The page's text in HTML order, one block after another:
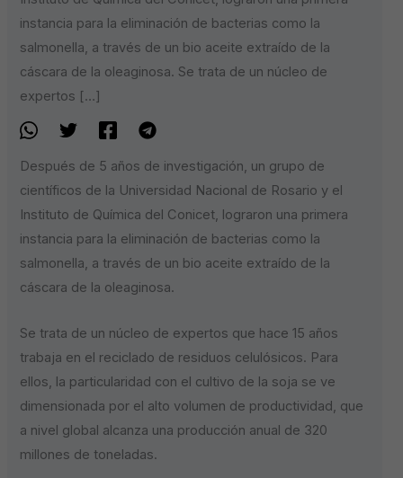
instancia para la eliminación de bacterias como la
salmonella, a través de un bio aceite extraído de la
cáscara de la oleaginosa. Se trata de un núcleo de
expertos […]
Después de 5 años de investigación, un grupo de
científicos de la Universidad Nacional de Rosario y el
Instituto de Química del Conicet, lograron una primera
instancia para la eliminación de bacterias como la
salmonella, a través de un bio aceite extraído de la
cáscara de la oleaginosa.
Se trata de un núcleo de expertos que hace 15 años
trabaja en el reciclado de residuos celulósicos. Para
ellos, la particularidad con el cultivo de la soja se ve
dimensionada por el alto volumen de productividad, que
a nivel global alcanza una producción anual de 320
millones de toneladas.